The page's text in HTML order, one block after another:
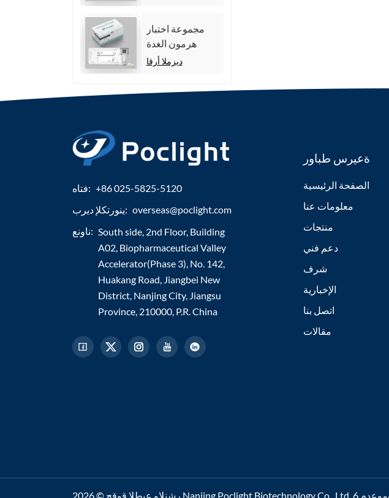
مجموعة اختبار
هرمون الغدة
الدرقية الكلي
ديزملا أرقا
فتاه: +86 025-5825-5120
ينورتكلإ ديرب: overseas@poclight.com
ناونع: South side, 2nd Floor, Building
A02, Biopharmaceutical Valley
Accelerator(Phase 3), No. 142,
Huakang Road, Jiangbei New
District, Nanjing City, Jiangsu
Province, 210000, P.R. China
ةعيرس طباور
الصفحة الرئيسية
معلومات عنا
منتجات
دعم فني
شرف
الإخبارية
اتصل بنا
مقالات